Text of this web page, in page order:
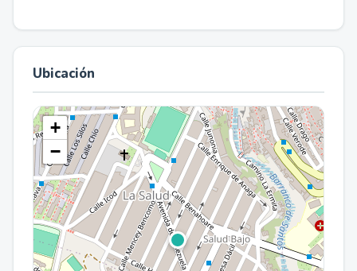
Ubicación
+
−